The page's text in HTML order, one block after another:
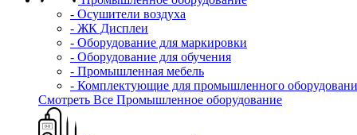
- Осушители воздуха
- ЖК Дисплеи
- Оборудование для маркировки
- Оборудование для обучения
- Промышленная мебель
- Комплектующие для промышленного
Смотреть Все Промышленное оборудование